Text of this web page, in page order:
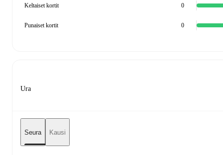
Keltaiset kortit 0
Punaiset kortit 0
Ura
Seura Kausi